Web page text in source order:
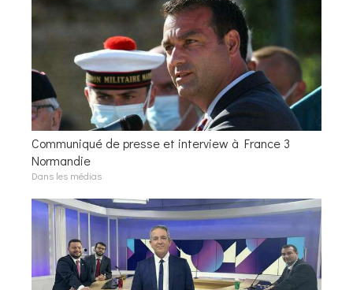
Communiqué de presse et interview à France 3
Normandie
Dans les médias